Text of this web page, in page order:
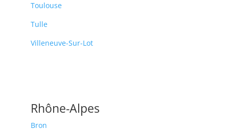
Toulouse
Tulle
Villeneuve-Sur-Lot
Rhône-Alpes
Bron